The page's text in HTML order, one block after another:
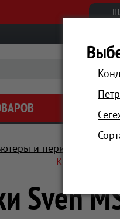
АКЦИИ
и периферия
Колонки
Sven